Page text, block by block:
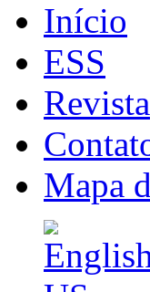
Início
ESS
Revista
Mapa